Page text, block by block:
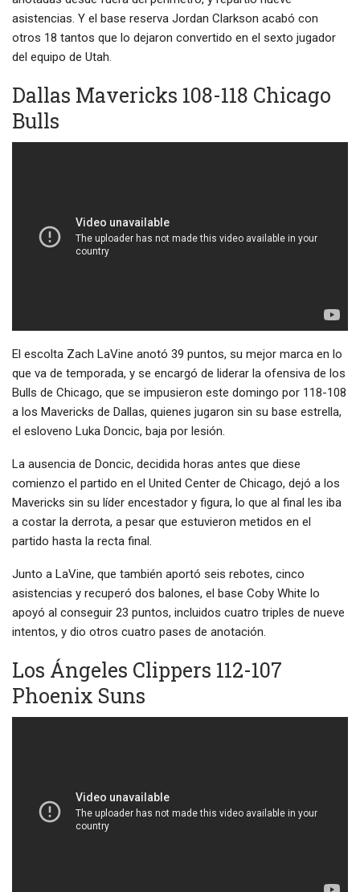
asistencias. Y el base reserva Jordan Clarkson acabó con
otros 18 tantos que lo dejaron convertido en el sexto jugador
del equipo de Utah.
Dallas Mavericks 108-118 Chicago
Bulls
El escolta Zach LaVine anotó 39 puntos, su mejor marca en lo
que va de temporada, y se encargó de liderar la ofensiva de los
Bulls de Chicago, que se impusieron este domingo por 118-108
a los Mavericks de Dallas, quienes jugaron sin su base estrella,
el esloveno Luka Doncic, baja por lesión.
La ausencia de Doncic, decidida horas antes que diese
comienzo el partido en el United Center de Chicago, dejó a los
Mavericks sin su líder encestador y figura, lo que al final les iba
a costar la derrota, a pesar que estuvieron metidos en el
partido hasta la recta final.
Junto a LaVine, que también aportó seis rebotes, cinco
asistencias y recuperó dos balones, el base Coby White lo
apoyó al conseguir 23 puntos, incluidos cuatro triples de nueve
intentos, y dio otros cuatro pases de anotación.
Los Ángeles Clippers 112-107
Phoenix Suns